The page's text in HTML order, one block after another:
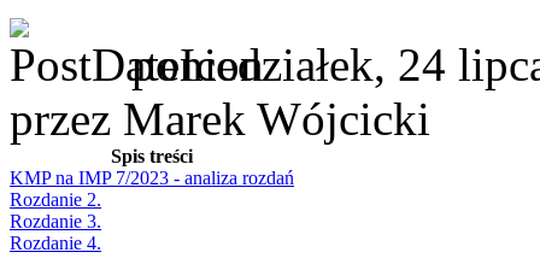
poniedziałek, 24
przez Marek Wójcicki
Spis treści
KMP na IMP 7/2023 - analiza rozdań
Rozdanie 2.
Rozdanie 3.
Rozdanie 4.